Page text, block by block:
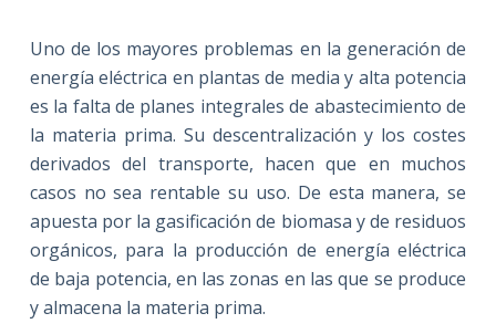
Uno de los mayores problemas en la generación de
energía eléctrica en plantas de media y alta potencia
es la falta de planes integrales de abastecimiento de
la materia prima. Su descentralización y los costes
derivados del transporte, hacen que en muchos
casos no sea rentable su uso. De esta manera, se
apuesta por la gasificación de biomasa y de residuos
orgánicos, para la producción de energía eléctrica
de baja potencia, en las zonas en las que se produce
y almacena la materia prima.